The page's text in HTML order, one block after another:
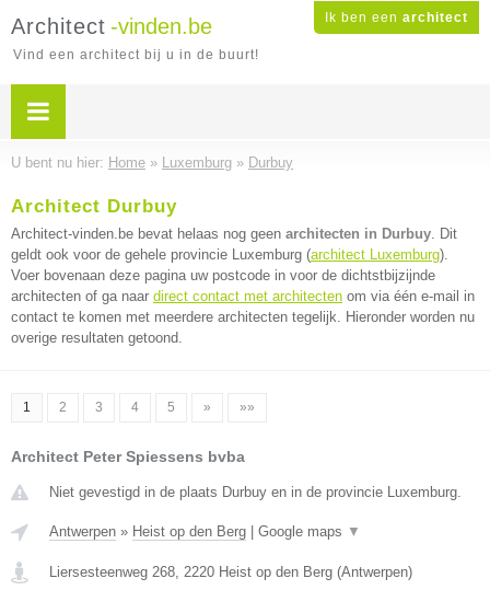
Ik ben een architect
Architect -vinden.be
Vind een architect bij u in de buurt!
U bent nu hier: Home » Luxemburg » Durbuy
Architect Durbuy
Architect-vinden.be bevat helaas nog geen architecten in Durbuy. Dit
geldt ook voor de gehele provincie Luxemburg (architect Luxemburg).
Voer bovenaan deze pagina uw postcode in voor de dichtstbijzijnde
architecten of ga naar direct contact met architecten om via één e-mail in
contact te komen met meerdere architecten tegelijk. Hieronder worden nu
overige resultaten getoond.
1 2 3 4 5 » »»
Architect Peter Spiessens bvba
Niet gevestigd in de plaats Durbuy en in de provincie Luxemburg.
Antwerpen » Heist op den Berg Google maps ▼
Liersesteenweg 268, 2220 Heist op den Berg (Antwerpen)